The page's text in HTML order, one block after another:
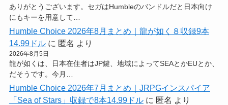
ありがとうございます。セガはHumbleのバンドルだと日本向け
にもキーを用意して…
Humble Choice 2026年8月まとめ｜龍が如く８収録9本
14.99ドルに 匿名 より
2026年8月5日
龍が如くは、日本在住者はJP鍵、地域によってSEAとかEUとか、
だそうです。今月…
Humble Choice 2026年7月まとめ｜JRPGインスパイア
「Sea of Stars」収録で8本14.99ドルに 匿名 より